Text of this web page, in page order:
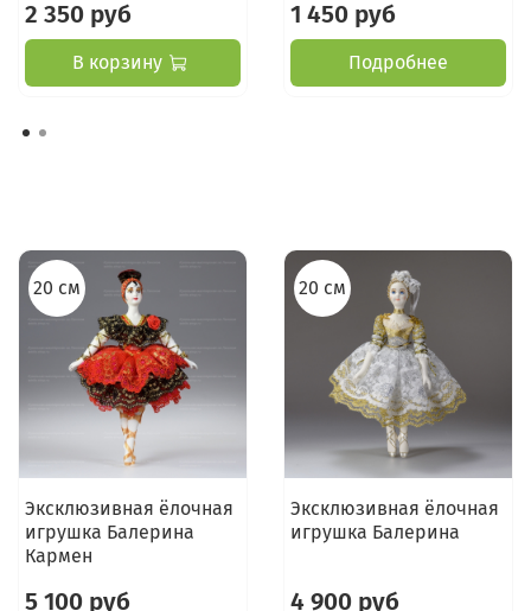
2 350 руб
В корзину
1 450 руб
Подробнее
20 см
Эксклюзивная ёлочная
игрушка Балерина
Кармен
5 100 руб
20 см
Эксклюзивная ёлочная
игрушка Балерина
4 900 руб